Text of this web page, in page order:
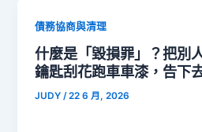
債務協商與清理
什麼是「毀損罪」？把別
鑰匙刮花跑車車漆，告下
JUDY /22 6 月, 2026